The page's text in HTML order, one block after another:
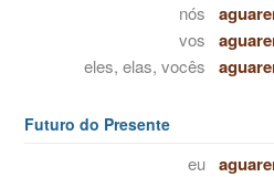
nós
vos
eles, elas, vocês
Futuro do Presente
eu